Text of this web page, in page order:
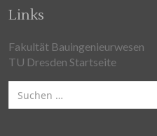
Links
Fakultät Bauingenieurwesen
TU Dresden Startseite
nach: